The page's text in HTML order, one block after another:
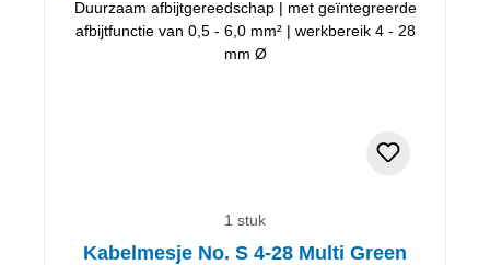
1 stuk
Kabelmesje No. S 4-28 Multi Green